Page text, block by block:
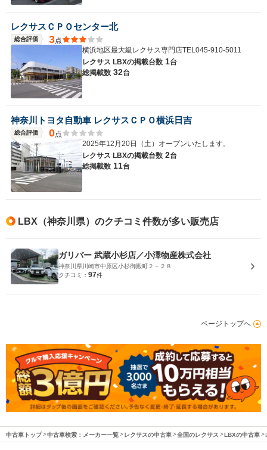
レクサスＣＰＯセンター北
総合評価 3点
横浜地区最大級レクサス専門店TEL045-910-5011
レクサス LBXの掲載台数 1台
総掲載数 32台
神奈川トヨタ自動車 レクサスＣＰＯ横浜日吉
総合評価 0点
2025年12月20日（土）オープンいたします。
レクサス LBXの掲載台数 2台
総掲載数 11台
LBX（神奈川県）のクチコミ件数が多い販売店
ガリバー 武蔵小杉店／小澤物産株式会社
神奈川県川崎市中原区小杉御殿町２－２８
クチコミ： 97件
ページトップへ
中古車トップ 中古車検索：メーカー一覧 レクサスの中古車 全国のレクサス LBXの中古車